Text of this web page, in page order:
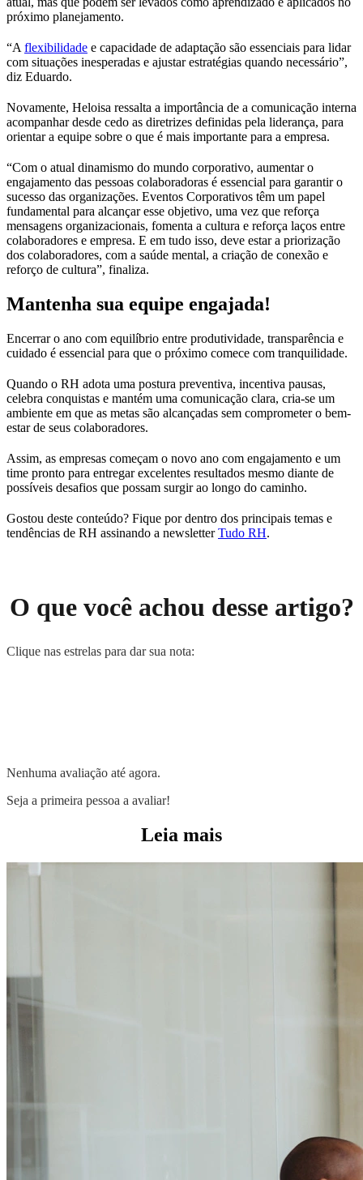
próximo planejamento.
“A flexibilidade e capacidade de adaptação são essenciais para lidar
com situações inesperadas e ajustar estratégias quando necessário”,
diz Eduardo.
Novamente, Heloisa ressalta a importância de a comunicação interna
acompanhar desde cedo as diretrizes definidas pela liderança, para
orientar a equipe sobre o que é mais importante para a empresa.
“Com o atual dinamismo do mundo corporativo, aumentar o
engajamento das pessoas colaboradoras é essencial para garantir o
sucesso das organizações. Eventos Corporativos têm um papel
fundamental para alcançar esse objetivo, uma vez que reforça
mensagens organizacionais, fomenta a cultura e reforça laços entre
colaboradores e empresa. E em tudo isso, deve estar a priorização
dos colaboradores, com a saúde mental, a criação de conexão e
reforço de cultura”, finaliza.
Mantenha sua equipe engajada!
Encerrar o ano com equilíbrio entre produtividade, transparência e
cuidado é essencial para que o próximo comece com tranquilidade.
Quando o RH adota uma postura preventiva, incentiva pausas,
celebra conquistas e mantém uma comunicação clara, cria-se um
ambiente em que as metas são alcançadas sem comprometer o bem-
estar de seus colaboradores.
Assim, as empresas começam o novo ano com engajamento e um
time pronto para entregar excelentes resultados mesmo diante de
possíveis desafios que possam surgir ao longo do caminho.
Gostou deste conteúdo? Fique por dentro dos principais temas e
tendências de RH assinando a newsletterTudo RH.
O que você achou desse artigo?
Clique nas estrelas para dar sua nota:
Nenhuma avaliação até agora.
Seja a primeira pessoa a avaliar!
Leia mais